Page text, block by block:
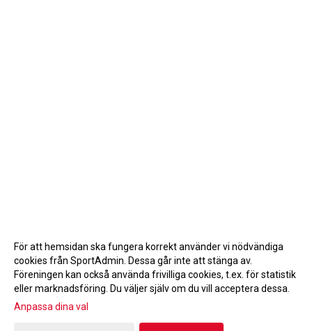
Gå till Webbversion
För att hemsidan ska fungera korrekt använder vi nödvändiga
cookies från SportAdmin. Dessa går inte att stänga av.
Föreningen kan också använda frivilliga cookies, t.ex. för statistik
eller marknadsföring. Du väljer själv om du vill acceptera dessa.
Anpassa dina val